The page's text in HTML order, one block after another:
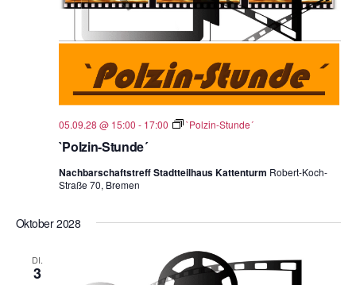
`Polzin-Stunde´
05.09.28 @ 15:00 - 17:00 `Polzin-Stunde´
Nachbarschaftstreff Stadtteilhaus Kattenturm Robert-Koch-
Straße 70, Bremen
Oktober 2028
DI.
3